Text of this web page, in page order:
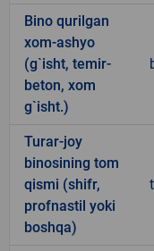
Bino qurilgan
xom-ashyo
(g`isht, temir-
beton, xom
g`isht.)
Turar-joy
binosining tom
qismi (shifr,
profnastil yoki
boshqa)